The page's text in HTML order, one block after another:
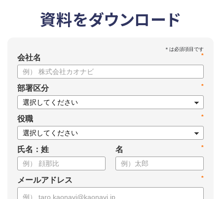
資料をダウンロード
*
会社名
*
部署区分
*
役職
氏名：姓 *
名
*
メールアドレス